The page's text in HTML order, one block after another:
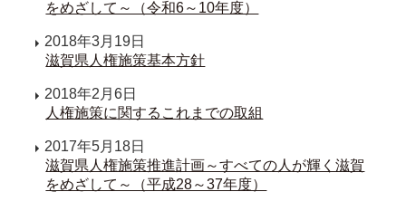
をめざして～（令和6～10年度）
2018年3月19日
滋賀県人権施策基本方針
2018年2月6日
人権施策に関するこれまでの取組
2017年5月18日
滋賀県人権施策推進計画～すべての人が輝く滋賀
をめざして～（平成28～37年度）